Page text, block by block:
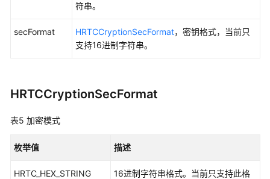
符串。
secFormat HRTCCryptionSecFormat，密钥格式，当前只
支持16进制字符串。
HRTCCryptionSecFormat
表5 加密模式
枚举值 描述
HRTC_HEX_STRING
16进制字符串格式。当前只支持此格